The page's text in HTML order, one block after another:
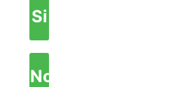
Si
No